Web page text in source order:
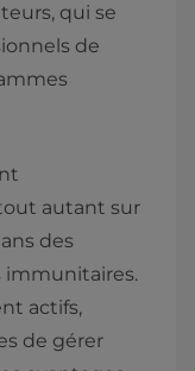
qui se
de
autant sur
des
immunitaires.
actifs,
de gérer